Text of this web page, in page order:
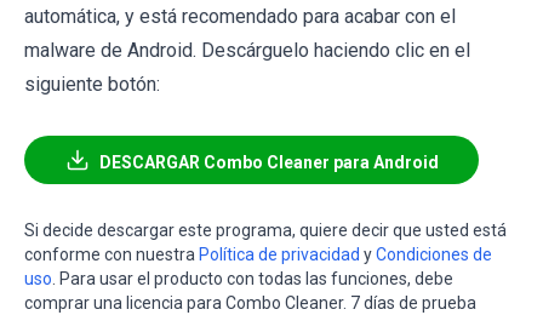
automática, y está recomendado para acabar con el
malware de Android. Descárguelo haciendo clic en el
siguiente botón:
DESCARGAR Combo Cleaner para Android
Si decide descargar este programa, quiere decir que usted está
conforme con nuestra Política de privacidad yCondiciones de
uso . Para usar el producto con todas las funciones, debe
comprar una licencia para Combo Cleaner. 7 días de prueba